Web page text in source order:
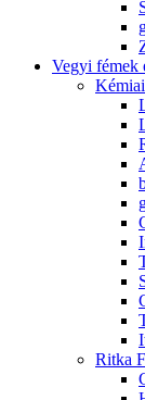
Vegyi fémek
Ritka